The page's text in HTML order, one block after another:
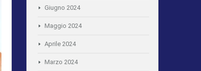
Giugno 2024
Maggio 2024
Aprile 2024
Marzo 2024